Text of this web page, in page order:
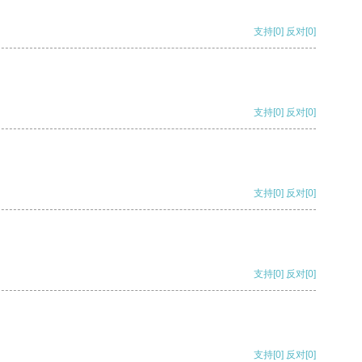
支持[0] 反对[0]
支持[0] 反对[0]
支持[0] 反对[0]
支持[0] 反对[0]
支持[0] 反对[0]